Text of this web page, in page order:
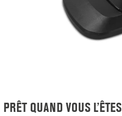
PRÊT QUAND VOUS L’ÊTES